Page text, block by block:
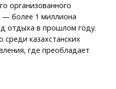
организованного
— более 1 миллиона
отдыха в прошлом году.
казахстанских
где преобладает